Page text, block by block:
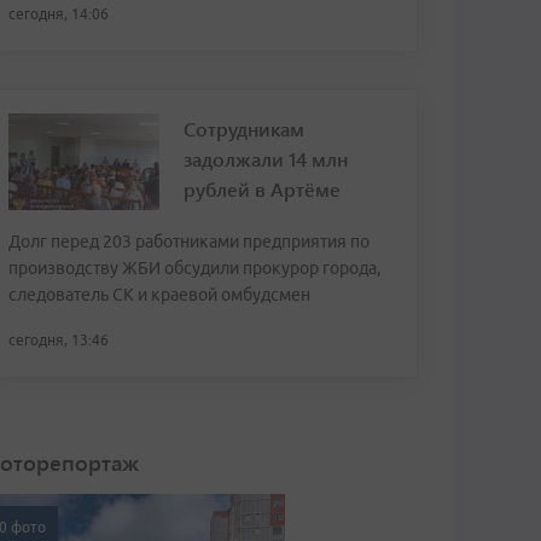
сегодня, 14:06
Сотрудникам
задолжали 14 млн
рублей в Артёме
Долг перед 203 работниками предприятия по
производству ЖБИ обсудили прокурор города,
следователь СК и краевой омбудсмен
сегодня, 13:46
фото